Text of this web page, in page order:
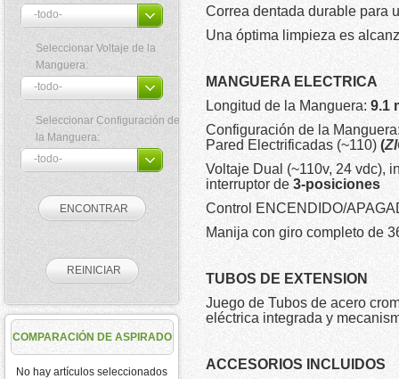
Seleccionar Voltaje de la
Manguera:
Seleccionar Configuración de
la Manguera:
COMPARACIÓN DE ASPIRADO
No hay artículos seleccionados
Correa dentada durable para
Una óptima limpieza es
MANGUERA ELECTRICA
Longitud de la Manguera:9.1
Configuración de la
Pared Electrificadas (~110) (
Voltaje Dual (~110v, 24 vdc),
interruptor de 3-posiciones
Control ENCENDIDO/
Manija con giro completo de
TUBOS DE EXTENSION
Juego de Tubos de acero
eléctrica integrada y
ACCESORIOS INCLUIDOS